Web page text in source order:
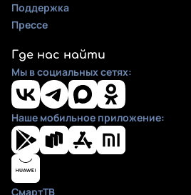
Поддержка
Прессе
Где нас найти
Мы в социальных сетях:
Наше мобильное приложение:
СмартТВ